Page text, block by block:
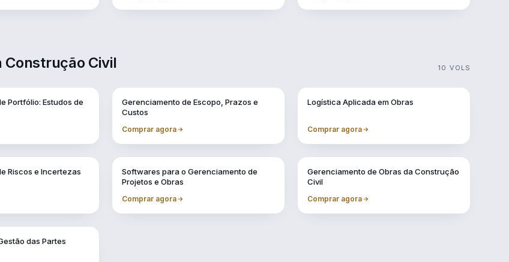
Construção Civil 10 VOLS
Portfólio: Estudos de
Gerenciamento de Escopo, Prazos e
Custos
Comprar agora
Vol. 3
Logística Aplicada em Obras
Comprar agora
Riscos e Incertezas
Softwares para o Gerenciamento de
Projetos e Obras
Comprar agora
Gerenciamento de Obras da Construção
Civil
Comprar agora
das Partes